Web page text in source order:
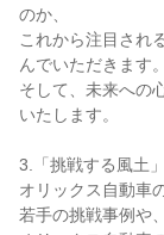
のか、
これから注目され
んでいただきます。
そして、未来への
いたします。
3.「挑戦する風土
オリックス自動車
若手の挑戦事例や